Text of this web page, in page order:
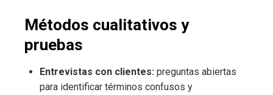
Métodos cualitativos y
pruebas
Entrevistas con clientes: preguntas abiertas
para identificar términos confusos y